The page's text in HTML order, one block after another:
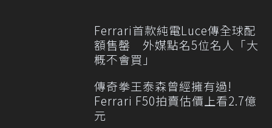
Ferrari首款純電Luce傳全球配
額售罄 外媒點名5位名人「大
概不會買」
傳奇拳王泰森曾經擁有過!
Ferrari F50拍賣估價上看2.7億
元